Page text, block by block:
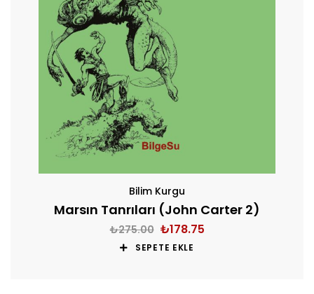
Bilim Kurgu
Marsın Tanrıları (John Carter 2)
₺275.00 ₺178.75
SEPETE EKLE